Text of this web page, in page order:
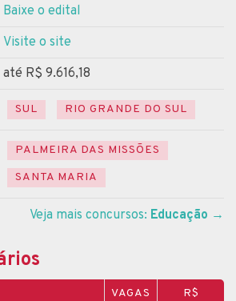
Baixe o edital
Visite o site
até R$ 9.616,18
SUL RIO GRANDE DO SUL
PALMEIRA DAS MISSÕES
SANTA MARIA
Veja mais concursos: Educação →
VAGAS R$